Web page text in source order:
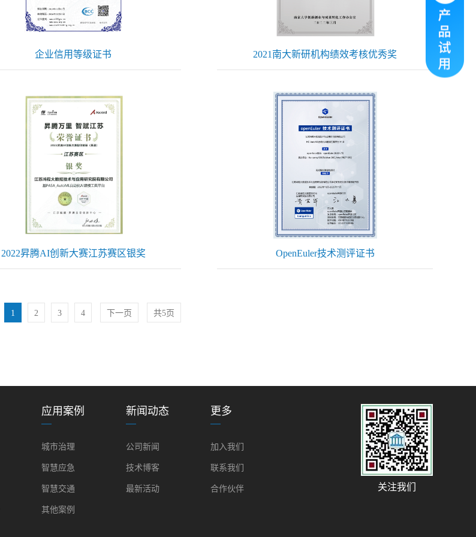
企业信用等级证书 2021南大新研机构绩效考核优秀奖
2022昇腾AI创新大赛江苏赛区银奖 OpenEuler技术测评证书
1 2 3 4 下一页 共5页
应用案例
城市治理
智慧应急
智慧交通
其他案例
新闻动态
公司新闻
技术博客
最新活动
更多
加入我们
联系我们
合作伙伴 关注我们